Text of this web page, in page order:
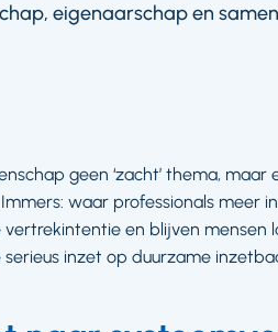
eigenaarschap en
geen ‘zacht’ thema,
waar professionals meer
en blijven mensen
inzet op duurzame